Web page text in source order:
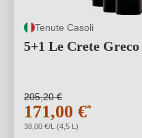
Tenute Casoli
5+1 Le Crete
205,20 €
171,00 €*
38,00 €/L (4,5 L)